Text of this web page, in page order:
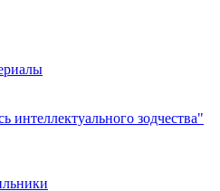
интеллектуального зодчества"